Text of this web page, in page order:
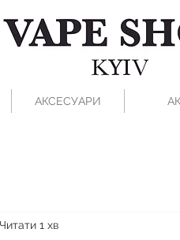
АКСЕСУАРИ
Читати 1 хв